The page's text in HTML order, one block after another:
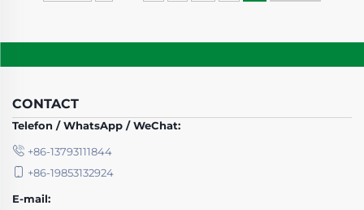
CONTACT
Telefon / WhatsApp / WeChat:
+86-13793111844
+86-19853132924
E-mail: